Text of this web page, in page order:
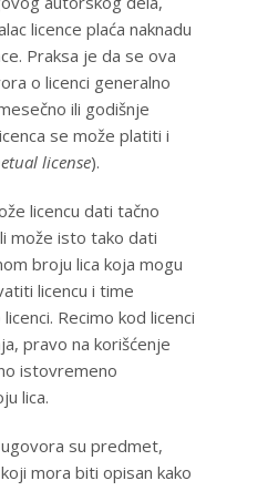
licence plaća naknadu
Praksa je da se ova
o licenci generalno
ili godišnje
se može platiti i
license).
licencu dati tačno
može isto tako dati
broju lica koja mogu
licencu i time
Recimo kod licenci
pravo na korišćenje
istovremeno
lica.
su predmet,
mora biti opisan kako